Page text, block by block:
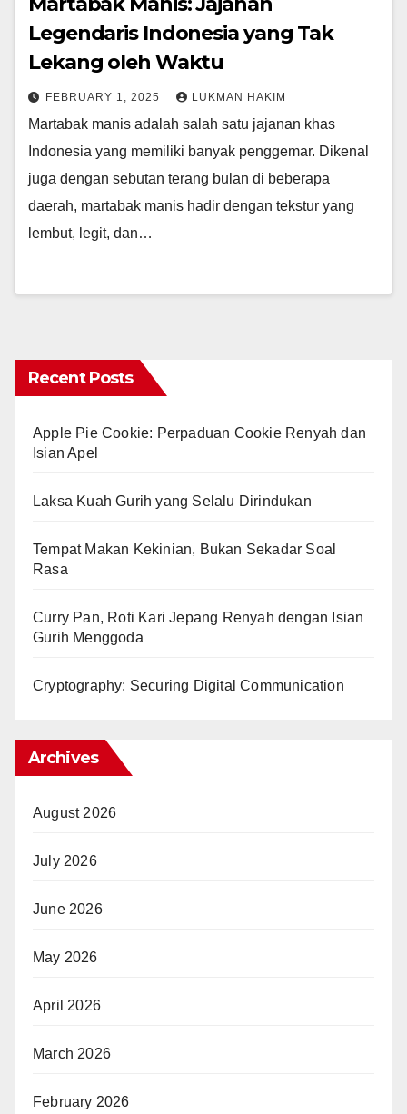
Legendaris Indonesia yang Tak
Lekang oleh Waktu
FEBRUARY 1, 2025 LUKMAN HAKIM
Martabak manis adalah salah satu jajanan khas
Indonesia yang memiliki banyak penggemar. Dikenal
juga dengan sebutan terang bulan di beberapa
daerah, martabak manis hadir dengan tekstur yang
lembut, legit, dan…
Recent Posts
Apple Pie Cookie: Perpaduan Cookie Renyah dan
Isian Apel
Laksa Kuah Gurih yang Selalu Dirindukan
Tempat Makan Kekinian, Bukan Sekadar Soal
Rasa
Curry Pan, Roti Kari Jepang Renyah dengan Isian
Gurih Menggoda
Cryptography: Securing Digital Communication
Archives
August 2026
July 2026
June 2026
May 2026
April 2026
March 2026
February 2026